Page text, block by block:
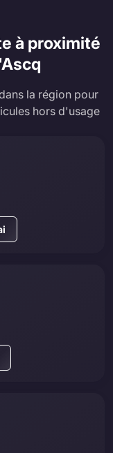
à proximité
la région pour
hors d'usage